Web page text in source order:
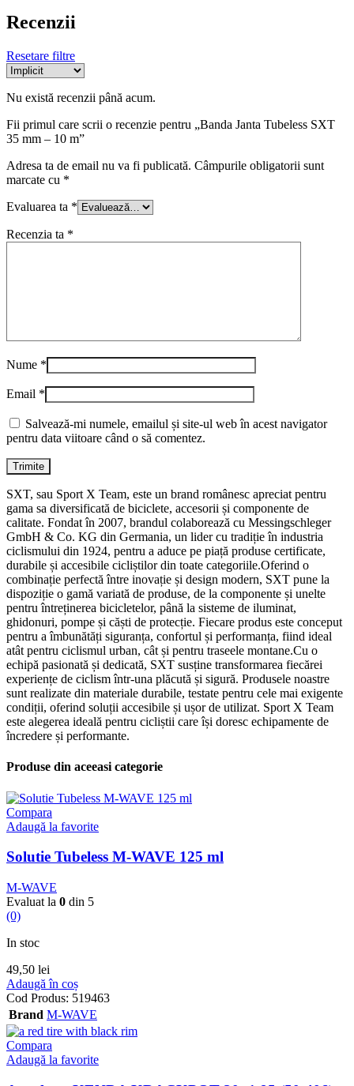
Recenzii
Resetare filtre
Nu există recenzii până acum.
Fii primul care scrii o recenzie pentru „Banda Janta Tubeless SXT
35 mm – 10 m”
Adresa ta de email nu va fi publicată. Câmpurile obligatorii sunt
marcate cu *
Evaluarea ta *
Recenzia ta *
Nume *
Email *
Salvează-mi numele, emailul și site-ul web în acest navigator
pentru data viitoare când o să comentez.
SXT, sau Sport X Team, este un brand românesc apreciat pentru
gama sa diversificată de biciclete, accesorii și componente de
calitate. Fondat în 2007, brandul colaborează cu Messingschleger
GmbH & Co. KG din Germania, un lider cu tradiție în industria
ciclismului din 1924, pentru a aduce pe piață produse certificate,
durabile și accesibile cicliștilor din toate categoriile.Oferind o
combinație perfectă între inovație și design modern, SXT pune la
dispoziție o gamă variată de produse, de la componente și unelte
pentru întreținerea bicicletelor, până la sisteme de iluminat,
ghidonuri, pompe și căști de protecție. Fiecare produs este conceput
pentru a îmbunătăți siguranța, confortul și performanța, fiind ideal
atât pentru ciclismul urban, cât și pentru traseele montane.Cu o
echipă pasionată și dedicată, SXT susține transformarea fiecărei
experiențe de ciclism într-una plăcută și sigură. Produsele noastre
sunt realizate din materiale durabile, testate pentru cele mai exigente
condiții, oferind soluții accesibile și ușor de utilizat. Sport X Team
este alegerea ideală pentru cicliștii care își doresc echipamente de
încredere și performante.
Produse din aceeasi categorie
Compara
Adaugă la favorite
Solutie Tubeless M-WAVE 125 ml
M-WAVE
Evaluat la 0 din 5
(0)
In stoc
49,50 lei
Adaugă în coș
Cod Produs: 519463
Brand M-WAVE
Compara
Adaugă la favorite